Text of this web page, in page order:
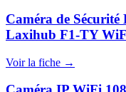
Caméra de
Laxihub F1-TY
Voir la fiche →